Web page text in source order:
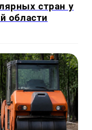
стран у
области